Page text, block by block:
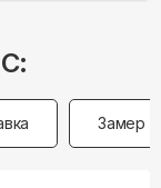
Замер